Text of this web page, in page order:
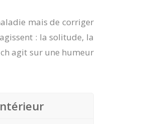
mais de corriger
: la solitude, la
agit sur une humeur